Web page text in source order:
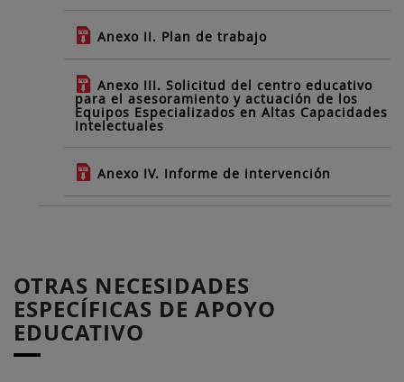
Anexo II. Plan de trabajo
Anexo III. Solicitud del centro educativo
para el asesoramiento y actuación de los
Equipos Especializados en Altas Capacidades
Intelectuales
Anexo IV. Informe de intervención
OTRAS NECESIDADES
ESPECÍFICAS DE APOYO
EDUCATIVO